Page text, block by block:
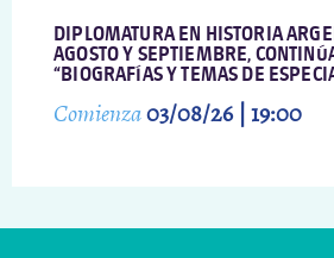
DIPLOMATURA EN HISTORIA
AGOSTO Y SEPTIEMBRE,
“BIOGRAFÍAS Y TEMAS DE
Comienza03/08/26 | 19:00